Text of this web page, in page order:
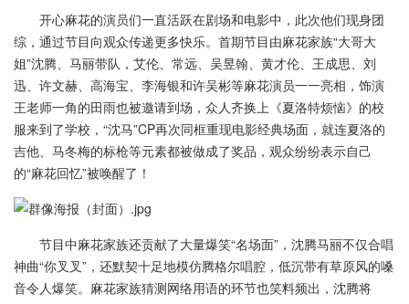
开心麻花的演员们一直活跃在剧场和电影中，此次他们现身团
综，通过节目向观众传递更多快乐。首期节目由麻花家族“大哥大
姐”沈腾、马丽带队，艾伦、常远、吴昱翰、黄才伦、王成思、刘
迅、许文赫、高海宝、李海银和许吴彬等麻花演员一一亮相，饰演
王老师一角的田雨也被邀请到场，众人齐换上《夏洛特烦恼》的校
服来到了学校，“沈马”CP再次同框重现电影经典场面，就连夏洛的
吉他、马冬梅的标枪等元素都被做成了奖品，观众纷纷表示自己
的“麻花回忆”被唤醒了！
节目中麻花家族还贡献了大量爆笑“名场面”，沈腾马丽不仅合唱
神曲“你叉叉”，还默契十足地模仿腾格尔唱腔，低沉带有草原风的嗓
音令人爆笑。麻花家族猜测网络用语的环节也笑料频出，沈腾将